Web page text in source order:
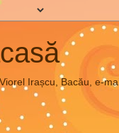
Irașcu, Bacău, e-